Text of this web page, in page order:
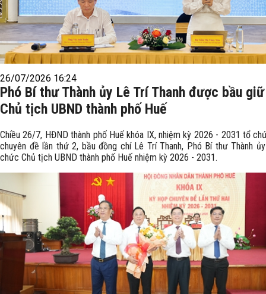
26/07/2026 16:24
Phó Bí thư Thành ủy Lê Trí Thanh được bầu
Chủ tịch UBND thành phố Huế
Chiều 26/7, HĐND thành phố Huế khóa IX, nhiệm kỳ 2026 - 2031 tổ
chuyên đề lần thứ 2, bầu đồng chí Lê Trí Thanh, Phó Bí thư Thành
chức Chủ tịch UBND thành phố Huế nhiệm kỳ 2026 - 2031.